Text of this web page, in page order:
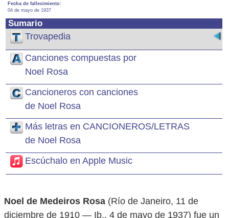
Fecha de fallecimiento:
04 de mayo de 1937
Sumario
Trovapedia
Canciones compuestas por
Noel Rosa
Cancioneros con canciones
de Noel Rosa
Más letras en CANCIONEROS/LETRAS
de Noel Rosa
Escúchalo en Apple Music
Noel de Medeiros Rosa (Río de Janeiro, 11 de
diciembre de 1910 — Ib., 4 de mayo de 1937) fue un